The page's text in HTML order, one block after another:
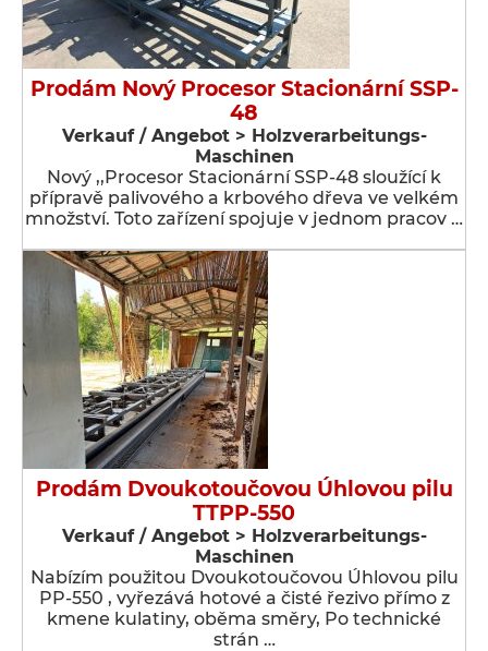
Prodám Nový Procesor Stacionární SSP-
48
Verkauf / Angebot > Holzverarbeitungs-
Maschinen
Nový ,,Procesor Stacionární SSP-48 sloužící k
přípravě palivového a krbového dřeva ve velkém
množství. Toto zařízení spojuje v jednom pracov …
Prodám Dvoukotoučovou Úhlovou pilu
TTPP-550
Verkauf / Angebot > Holzverarbeitungs-
Maschinen
Nabízím použitou Dvoukotoučovou Úhlovou pilu
PP-550 , vyřezává hotové a čisté řezivo přímo z
kmene kulatiny, oběma směry, Po technické
strán …